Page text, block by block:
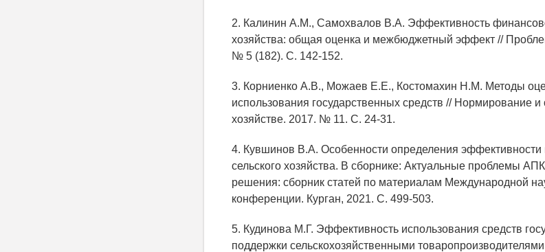
2. Калинин А.М., Самохвалов В.А. Эффективность
хозяйства: общая оценка и межбюджетный эффект //
№ 5 (182). С. 142-152.
3. Корниенко А.В., Можаев Е.Е., Костомахин Н.М. Методы
использования государственных средств // Нормирование и
хозяйстве. 2017. № 11. С. 24-31.
4. Кувшинов В.А. Особенности определения эффективности
сельского хозяйства. В сборнике: Актуальные проблемы
решения: сборник статей по материалам Международной
конференции. Курган, 2021. С. 499-503.
5. Кудинова М.Г. Эффективность использования средств
поддержки сельскохозяйственными